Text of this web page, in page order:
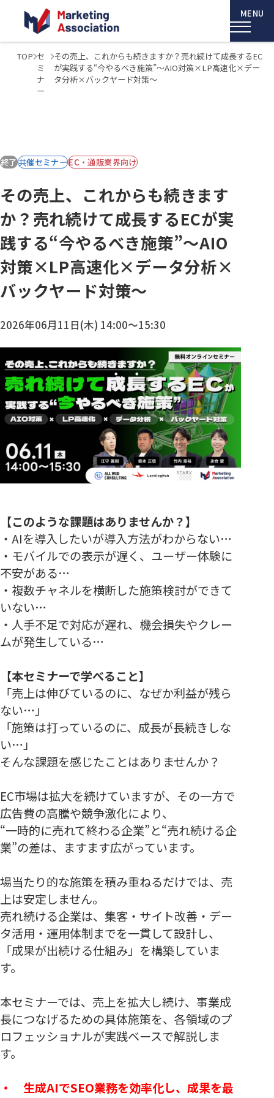
TOP セ
ミ
ナ
ー
その売上、これからも続きますか？売れ続けて成長するEC
が実践する“今やるべき施策”～AIO対策×LP高速化×デー
タ分析×バックヤード対策～
終了共催セミナーEC・通販業界向け
その売上、これからも続きます
か？売れ続けて成長するECが実
践する“今やるべき施策”～AIO
対策×LP高速化×データ分析×
バックヤード対策～
2026年06月11日(木) 14:00～15:30
【このような課題はありませんか？】
・AIを導入したいが導入方法がわからない…
・モバイルでの表示が遅く、ユーザー体験に
不安がある…
・複数チャネルを横断した施策検討ができて
いない…
・人手不足で対応が遅れ、機会損失やクレー
ムが発生している…
【本セミナーで学べること】
「売上は伸びているのに、なぜか利益が残ら
ない…」
「施策は打っているのに、成長が長続きしな
い…」
そんな課題を感じたことはありませんか？
EC市場は拡大を続けていますが、その一方で
広告費の高騰や競争激化により、
“一時的に売れて終わる企業”と“売れ続ける企
業”の差は、ますます広がっています。
場当たり的な施策を積み重ねるだけでは、売
上は安定しません。
売れ続ける企業は、集客・サイト改善・デー
タ活用・運用体制までを一貫して設計し、
「成果が出続ける仕組み」を構築していま
す。
本セミナーでは、売上を拡大し続け、事業成
長につなげるための具体施策を、各領域のプ
ロフェッショナルが実践ベースで解説しま
す。
・ 生成AIでSEO業務を効率化し、成果を最